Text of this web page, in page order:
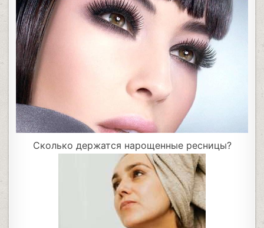
Сколько держатся нарощенные ресницы?